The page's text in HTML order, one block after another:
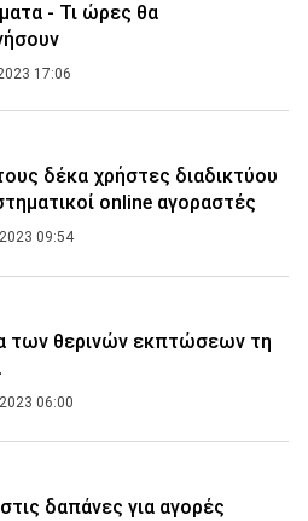
- Τι ώρες θα
17:06
δέκα χρήστες διαδικτύου
online αγοραστές
09:54
των θερινών εκπτώσεων τη
06:00
δαπάνες για αγορές